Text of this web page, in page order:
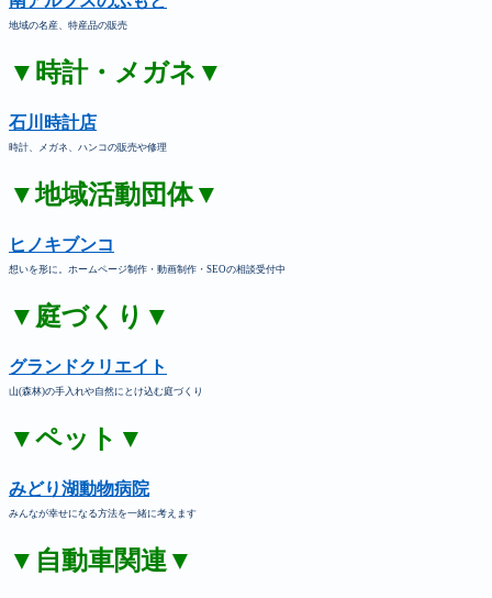
地域の名産、特産品の販売
▼時計・メガネ▼
石川時計店
時計、メガネ、ハンコの販売や修理
▼地域活動団体▼
ヒノキブンコ
想いを形に。ホームページ制作・動画制作・SEOの相談受付中
▼庭づくり▼
グランドクリエイト
山(森林)の手入れや自然にとけ込む庭づくり
▼ペット▼
みどり湖動物病院
みんなが幸せになる方法を一緒に考えます
▼自動車関連▼